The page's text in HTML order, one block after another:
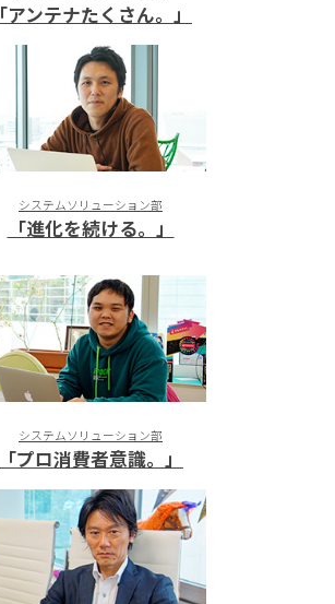
「アンテナたくさん。」
システムソリューション部
「進化を続ける。」
システムソリューション部
「プロ消費者意識。」